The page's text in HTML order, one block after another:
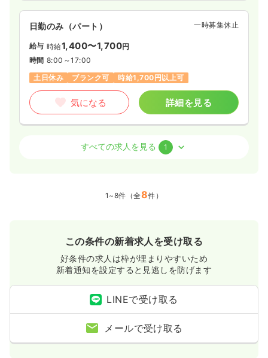
日勤のみ（パート） 一時募集休止
給与 時給1,400〜1,700円
時間 8:00～17:00
土日休み
ブランク可 時給1,700円以上可
気になる 詳細を見る
正・准看護師 デイケア・デイサービス
1,500〜1,700円
気になる 詳細を見る
すべての求人を見る 1
1~8件（全8件）
この条件の新着求人を受け取る
好条件の求人は枠が埋まりやすいため
新着通知を設定すると見逃しを防げます
LINEで受け取る
メールで受け取る